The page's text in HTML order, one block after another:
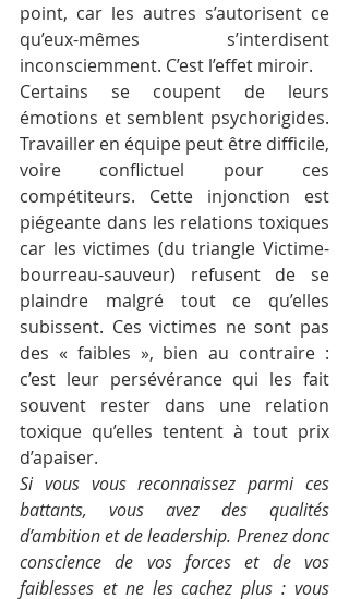
point, car les autres s’autorisent ce
qu’eux-mêmes s’interdisent
inconsciemment. C’est l’effet miroir.
Certains se coupent de leurs
émotions et semblent psychorigides.
Travailler en équipe peut être difficile,
voire conflictuel pour ces
compétiteurs. Cette injonction est
piégeante dans les relations toxiques
car les victimes (du triangle Victime-
bourreau-sauveur) refusent de se
plaindre malgré tout ce qu’elles
subissent. Ces victimes ne sont pas
des « faibles », bien au contraire :
c’est leur persévérance qui les fait
souvent rester dans une relation
toxique qu’elles tentent à tout prix
d’apaiser.
Si vous vous reconnaissez parmi ces
battants, vous avez des qualités
d’ambition et de leadership. Prenez donc
conscience de vos forces et de vos
faiblesses et ne les cachez plus : vous